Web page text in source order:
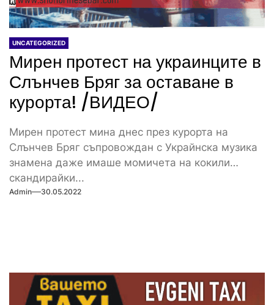
UNCATEGORIZED
Мирен протест на украинците в
Слънчев Бряг за оставане в
курорта! /ВИДЕО/
Мирен протест мина днес през курорта на
Слънчев Бряг съпровождан с Украйнска музика
знамена даже имаше момичета на кокили
скандирайки...
Admin 30.05.2022